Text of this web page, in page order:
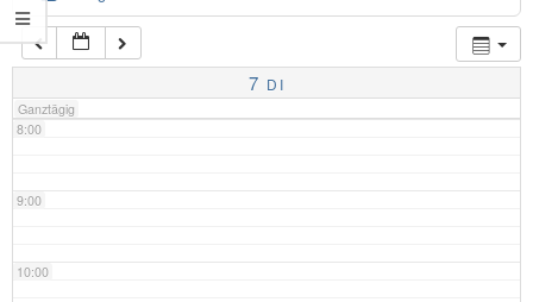
7 DI
Ganztägig
7:00
8:00
9:00
10:00